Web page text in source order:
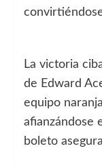
La victoria
de Edward
equipo
afianzándose
boleto